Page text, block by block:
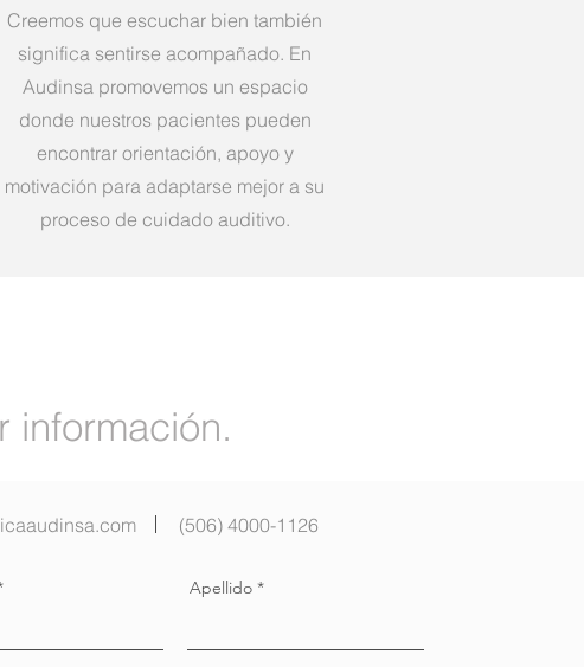
Creemos que escuchar bien también
significa sentirse acompañado. En
Audinsa promovemos un espacio
donde nuestros pacientes pueden
encontrar orientación, apoyo y
motivación para adaptarse mejor a su
proceso de cuidado auditivo.
información.
(506) 4000-1126
Apellido